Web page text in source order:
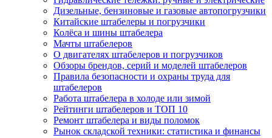
Дизельные, бензиновые и газовые автопогрузчики
Китайские штабелеры и погрузчики
Колёса и шины штабелера
Мачты штабелеров
О двигателях штабелеров и погрузчиков
Обзоры брендов, серий и моделей штабелеров
Правила безопасности и охраны труда для
штабелеров
Работа штабелера в холоде или зимой
Рейтинги штабелеров и ТОП 10
Ремонт штабелера и виды поломок
Рынок складской техники: статистика и финансы